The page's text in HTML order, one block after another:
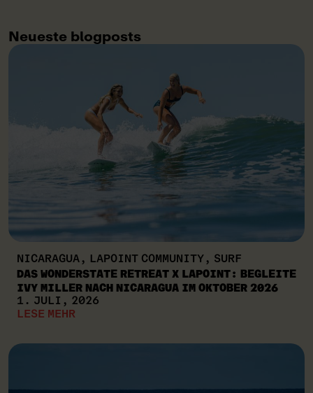
Neueste blogposts
NICARAGUA, LAPOINT COMMUNITY, SURF
DAS WONDERSTATE RETREAT X LAPOINT: BEGLEITE
IVY MILLER NACH NICARAGUA IM OKTOBER 2026
1. JULI, 2026
LESE MEHR